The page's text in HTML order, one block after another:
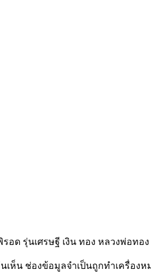
ด รุ่นเศรษฐี เงิน ทอง หลวงพ่อทอง
เห็น ช่องข้อมูลจำเป็นถูกทำเครื่องห